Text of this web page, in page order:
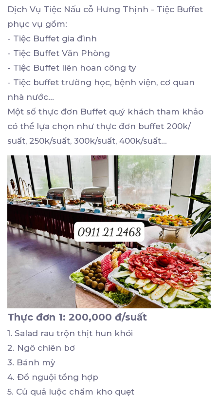
Dịch Vụ Tiệc Nấu cỗ Hưng Thịnh - Tiệc Buffet
phục vụ gồm:
- Tiệc Buffet gia đình
- Tiệc Buffet Văn Phòng
- Tiệc Buffet liên hoan công ty
- Tiệc buffet trường học, bệnh viện, cơ quan
nhà nước…
Một số thực đơn Buffet quý khách tham khảo
có thể lựa chọn như thực đơn buffet 200k/
suất, 250k/suất, 300k/suất, 400k/suất…
Thực đơn 1: 200,000 đ/suất
1. Salad rau trộn thịt hun khói
2. Ngô chiên bơ
3. Bánh mỳ
4. Đồ nguội tổng hợp
5. Củ quả luộc chấm kho quẹt